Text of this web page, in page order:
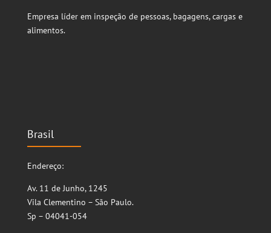
Empresa líder em inspeção de pessoas, bagagens, cargas e
alimentos.
Brasil
Endereço:
Av. 11 de Junho, 1245
Vila Clementino – São Paulo.
Sp – 04041-054